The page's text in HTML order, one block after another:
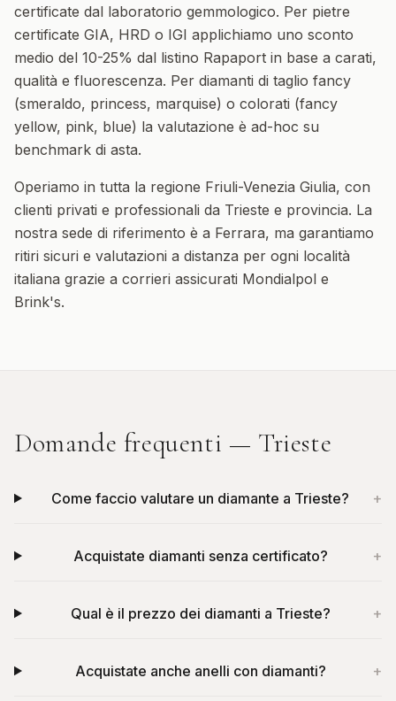
certificate dal laboratorio gemmologico. Per pietre
certificate GIA, HRD o IGI applichiamo uno sconto
medio del 10-25% dal listino Rapaport in base a carati,
qualità e fluorescenza. Per diamanti di taglio fancy
(smeraldo, princess, marquise) o colorati (fancy
yellow, pink, blue) la valutazione è ad-hoc su
benchmark di asta.
Operiamo in tutta la regione Friuli-Venezia Giulia, con
clienti privati e professionali da Trieste e provincia. La
nostra sede di riferimento è a Ferrara, ma garantiamo
ritiri sicuri e valutazioni a distanza per ogni località
italiana grazie a corrieri assicurati Mondialpol e
Brink's.
Domande frequenti — Trieste
Come faccio valutare un diamante a Trieste? +
Acquistate diamanti senza certificato? +
Qual è il prezzo dei diamanti a Trieste? +
Acquistate anche anelli con diamanti? +